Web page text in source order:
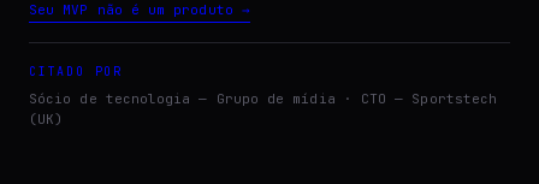
Seu MVP não é um produto →
CITADO POR
Sócio de tecnologia — Grupo de mídia · CTO — Sportstech
(UK)